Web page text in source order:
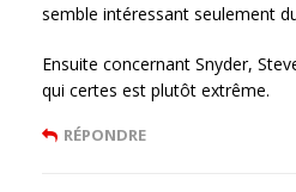
semble intéressant seulement
Ensuite concernant Snyder,
qui certes est plutôt extrême.
RÉPONDRE